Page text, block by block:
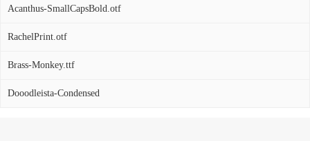
Acanthus-SmallCapsBold.otf
RachelPrint.otf
Brass-Monkey.ttf
Dooodleista-Condensed